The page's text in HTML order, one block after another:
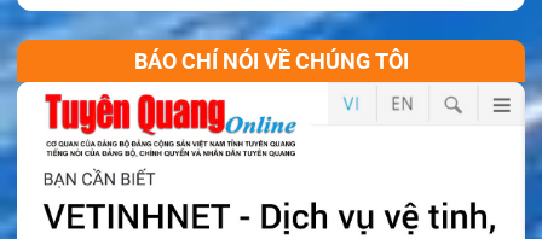
BÁO CHÍ NÓI VỀ CHÚNG TÔI